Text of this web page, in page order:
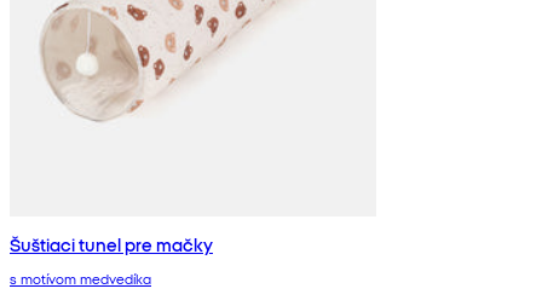
Šuštiaci tunel pre mačky
s motívom medvedíka